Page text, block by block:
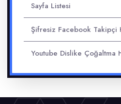
Sayfa Listesi
Şifresiz Facebook Takipçi
Youtube Dislike Çoğaltma